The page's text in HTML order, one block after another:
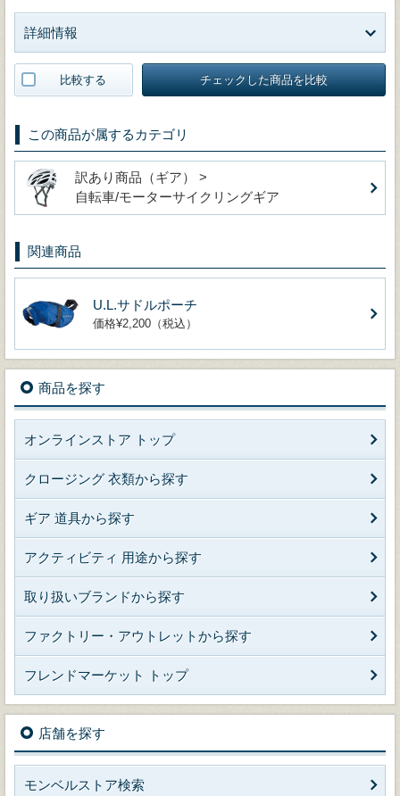
詳細情報
比較する チェックした商品を比較
この商品が属するカテゴリ
訳あり商品（ギア） >
自転車/モーターサイクリングギア
関連商品
U.L.サドルポーチ
価格¥2,200（税込）
商品を探す
オンラインストア トップ
クロージング 衣類から探す
ギア 道具から探す
アクティビティ 用途から探す
取り扱いブランドから探す
ファクトリー・アウトレットから探す
フレンドマーケット トップ
店舗を探す
モンベルストア検索